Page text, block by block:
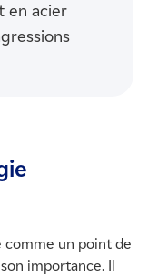
en acier
comme un point de
importance. Il